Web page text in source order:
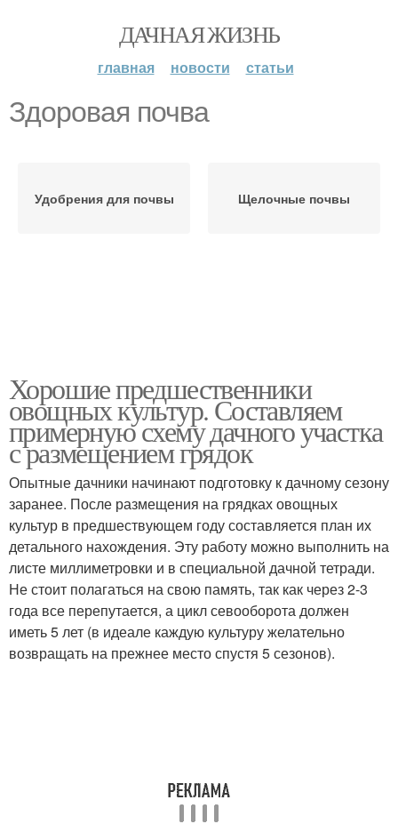
ДАЧНАЯ ЖИЗНЬ
главная новости статьи
Здоровая почва
Удобрения для почвы Щелочные почвы
Хорошие предшественники
овощных культур. Составляем
примерную схему дачного участка
с размещением грядок
Опытные дачники начинают подготовку к дачному сезону
заранее. После размещения на грядках овощных
культур в предшествующем году составляется план их
детального нахождения. Эту работу можно выполнить на
листе миллиметровки и в специальной дачной тетради.
Не стоит полагаться на свою память, так как через 2-3
года все перепутается, а цикл севооборота должен
иметь 5 лет (в идеале каждую культуру желательно
возвращать на прежнее место спустя 5 сезонов).